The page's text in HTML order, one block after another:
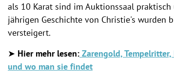
als 10 Karat sind im Auktionssaal
jährigen Geschichte von Christie's wurden
versteigert.
➤ Hier mehr lesen: Zarengold,
und wo man sie findet